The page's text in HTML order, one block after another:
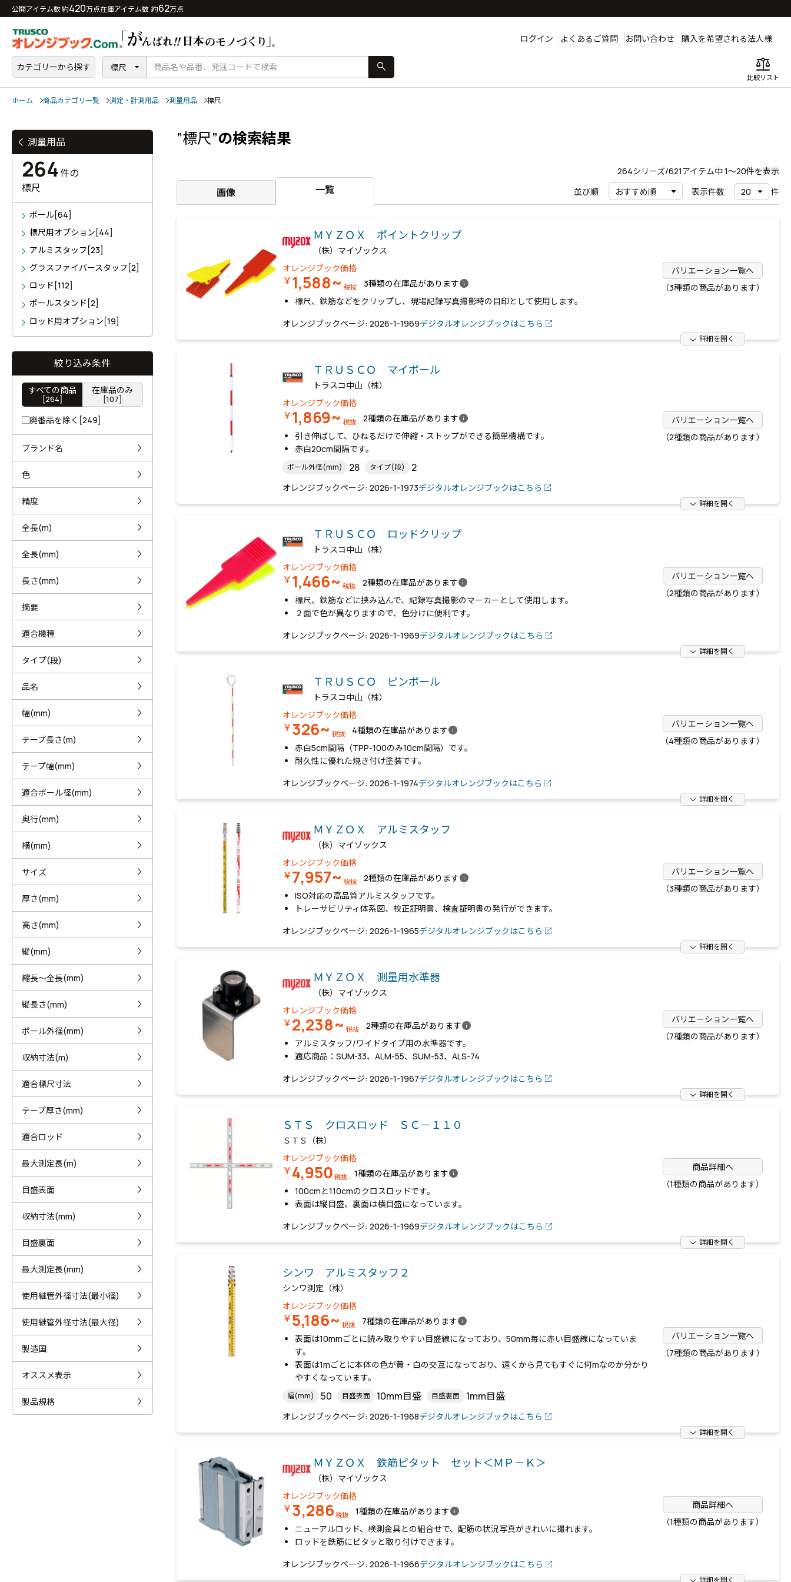
公開アイテム数 約420万点在庫アイテム数 約62万点
ログイン よくあるご質問 お問い合わせ 購入を希望される法人様
カテゴリーから探す 標尺 search balance
比較リスト
ホーム 商品カテゴリ一覧 測定・計測用品 測量用品 標尺
”標尺”の検索結果
264シリーズ/621アイテム中1〜20件を表示
並び順
表示件数 件
画像 一覧
ＭＹＺＯＸ ポイントクリップ
（株）マイゾックス
オレンジブック価格
￥1,588~ 税抜 3種類の在庫品がありますinfo
バリエーション一覧へ
（3種類の商品があります）
標尺、鉄筋などをクリップし、現場記録写真撮影時の目印として使用します。
オレンジブックページ: 2026-1-1969デジタルオレンジブックはこちら
詳細を開く
ＴＲＵＳＣＯ マイポール
トラスコ中山（株）
オレンジブック価格
￥1,869~ 税抜 2種類の在庫品がありますinfo
バリエーション一覧へ
（2種類の商品があります）
引き伸ばして、ひねるだけで伸縮・ストップができる簡単機構です。
赤白20cm間隔です。
ポール外径(mm) 28 タイプ(段) 2
オレンジブックページ: 2026-1-1973デジタルオレンジブックはこちら
詳細を開く
ＴＲＵＳＣＯ ロッドクリップ
トラスコ中山（株）
オレンジブック価格
￥1,466~ 税抜 2種類の在庫品がありますinfo
バリエーション一覧へ
（2種類の商品があります）
標尺、鉄筋などに挟み込んで、記録写真撮影のマーカーとして使用します。
２面で色が異なりますので、色分けに便利です。
オレンジブックページ: 2026-1-1969デジタルオレンジブックはこちら
詳細を開く
ＴＲＵＳＣＯ ピンポール
トラスコ中山（株）
オレンジブック価格
￥326~ 税抜 4種類の在庫品がありますinfo
バリエーション一覧へ
（4種類の商品があります）
赤白5cm間隔（TPP-100のみ10cm間隔）です。
耐久性に優れた焼き付け塗装です。
オレンジブックページ: 2026-1-1974デジタルオレンジブックはこちら
詳細を開く
ＭＹＺＯＸ アルミスタッフ
（株）マイゾックス
オレンジブック価格
￥7,957~ 税抜 2種類の在庫品がありますinfo
バリエーション一覧へ
（3種類の商品があります）
ISO対応の高品質アルミスタッフです。
トレーサビリティ体系図、校正証明書、検査証明書の発行ができます。
オレンジブックページ: 2026-1-1965デジタルオレンジブックはこちら
詳細を開く
ＭＹＺＯＸ 測量用水準器
（株）マイゾックス
オレンジブック価格
￥2,238~ 税抜 2種類の在庫品がありますinfo
バリエーション一覧へ
（7種類の商品があります）
アルミスタッフ/ワイドタイプ用の水準器です。
適応商品：SUM-33、ALM-55、SUM-53、ALS-74
オレンジブックページ: 2026-1-1967デジタルオレンジブックはこちら
詳細を開く
ＳＴＳ クロスロッド ＳＣ－１１０
ＳＴＳ（株）
オレンジブック価格
￥4,950 税抜 1種類の在庫品がありますinfo
商品詳細へ
（1種類の商品があります）
100cmと110cmのクロスロッドです。
表面は縦目盛、裏面は横目盛になっています。
オレンジブックページ: 2026-1-1969デジタルオレンジブックはこちら
詳細を開く
シンワ アルミスタッフ２
シンワ測定（株）
オレンジブック価格
￥5,186~ 税抜 7種類の在庫品がありますinfo
バリエーション一覧へ
（7種類の商品があります）
表面は10mmごとに読み取りやすい目盛線になっており、50mm毎に赤い目盛線になっていま
す。
表面は1mごとに本体の色が黄・白の交互になっており、遠くから見てもすぐに何mなのか分かり
やすくなっています。
幅(mm) 50 目盛表面 10mm目盛 目盛裏面 1mm目盛
オレンジブックページ: 2026-1-1968デジタルオレンジブックはこちら
詳細を開く
ＭＹＺＯＸ 鉄筋ピタット セット＜ＭＰ－Ｋ＞
（株）マイゾックス
オレンジブック価格
￥3,286 税抜 1種類の在庫品がありますinfo
商品詳細へ
（1種類の商品があります）
ニューアルロッド、検測金具との組合せで、配筋の状況写真がきれいに撮れます。
ロッドを鉄筋にピタッと取り付けできます。
オレンジブックページ: 2026-1-1966デジタルオレンジブックはこちら
詳細を開く
測量用品
264件の
標尺
ポール[64]
標尺用オプション[44]
アルミスタッフ[23]
グラスファイバースタッフ[2]
ロッド[112]
ポールスタンド[2]
ロッド用オプション[19]
絞り込み条件
すべての商品
[264]
在庫品のみ
[107]
廃番品を除く[249]
ブランド名
色
精度
全長(m)
全長(mm)
長さ(mm)
摘要
適合機種
タイプ(段)
品名
幅(mm)
テープ長さ(m)
テープ幅(mm)
適合ポール径(mm)
奥行(mm)
横(mm)
サイズ
厚さ(mm)
高さ(mm)
縦(mm)
縮長～全長(mm)
縦長さ(mm)
ポール外径(mm)
収納寸法(m)
適合標尺寸法
テープ厚さ(mm)
適合ロッド
最大測定長(m)
目盛表面
収納寸法(mm)
目盛裏面
最大測定長(mm)
使用継管外径寸法(最小径)
使用継管外径寸法(最大径)
製造国
オススメ表示
製品規格